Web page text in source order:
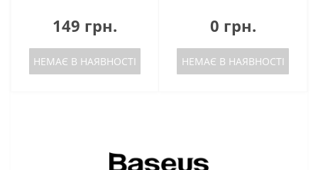
149 грн.
НЕМАЄ В НАЯВНОСТІ
0 грн.
НЕМАЄ В НАЯВНОСТІ